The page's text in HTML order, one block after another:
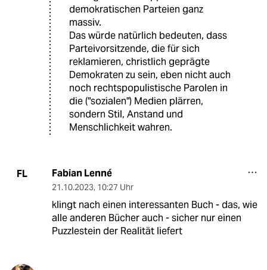
demokratischen Parteien ganz
massiv.
Das würde natürlich bedeuten, dass
Parteivorsitzende, die für sich
reklamieren, christlich geprägte
Demokraten zu sein, eben nicht auch
noch rechtspopulistische Parolen in
die ("sozialen") Medien plärren,
sondern Stil, Anstand und
Menschlichkeit wahren.
FL Fabian Lenné
21.10.2023, 10:27 Uhr
klingt nach einen interessanten Buch - das, wie
alle anderen Bücher auch - sicher nur einen
Puzzlestein der Realität liefert